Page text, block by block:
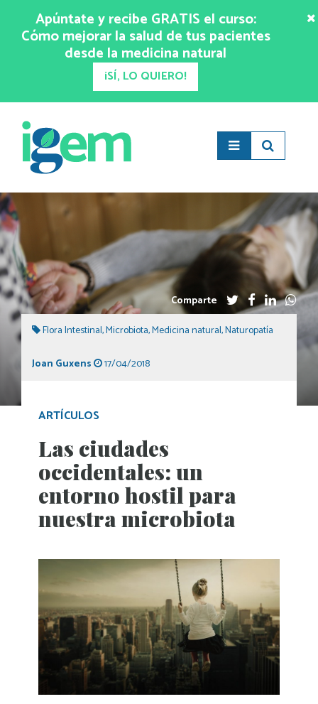
Apúntate y recibe GRATIS el curso:
Cómo mejorar la salud de tus pacientes
desde la medicina natural
¡SÍ, LO QUIERO!
Comparte
Flora Intestinal,Microbiota,Medicina natural,Naturopatía
Joan Guxens 17/04/2018
ARTÍCULOS
Las ciudades
occidentales: un
entorno hostil para
nuestra microbiota